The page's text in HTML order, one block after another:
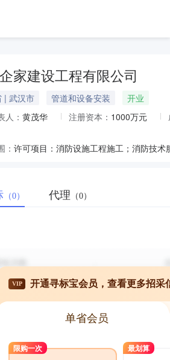
家建设工程有限公司
| 武汉市 管道和设备安装
开业
人： 黄茂华 注册资本： 1000万元
：
（0） 代理 （0）
VIP 开通寻标宝会员，查看更多招采
单省会员
限购一次 最划算